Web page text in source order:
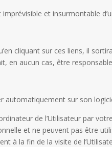
et insurmontable
cliquant sur ces liens, il
en aucun cas, être
automatiquement sur son
de l’Utilisateur par
et ne peuvent pas être
à la fin de la visite de